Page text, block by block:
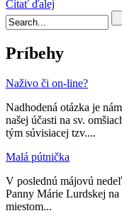
Čítať ďalej
Vyhľadávanie
Príbehy
Naživo či on-line?
Nadhodená otázka je
našej účasti na sv.
tým súvisiacej tzv....
Malá pútnička
V poslednú májovú
Panny Márie Lurdskej
miestom...